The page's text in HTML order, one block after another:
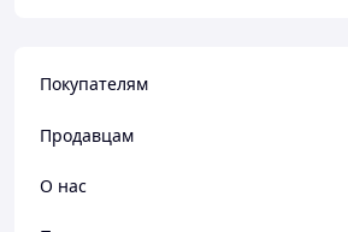
Покупателям
Продавцам
О нас